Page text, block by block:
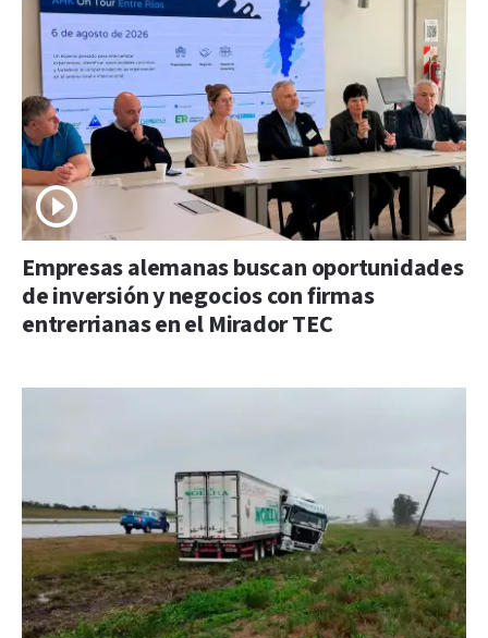
Empresas alemanas buscan oportunidades
de inversión y negocios con firmas
entrerrianas en el Mirador TEC